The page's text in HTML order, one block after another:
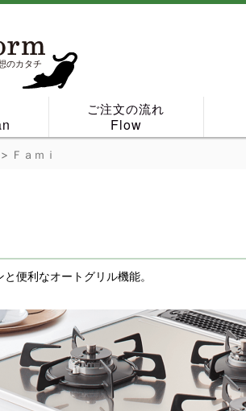
のカタチ
ご注文の流れ
Flow
> Ｆａｍｉ
便利なオートグリル機能。